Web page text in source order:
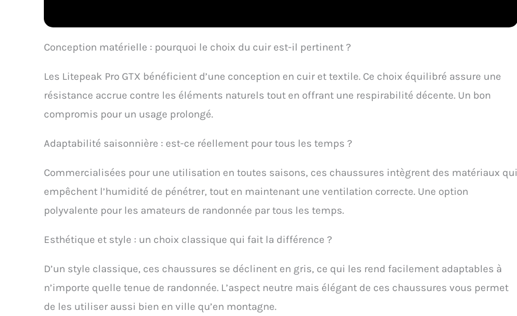
Conception matérielle : pourquoi le choix du cuir est-il pertinent ?
Les Litepeak Pro GTX bénéficient d’une conception en cuir et textile. Ce choix équilibré assure une
résistance accrue contre les éléments naturels tout en offrant une respirabilité décente. Un bon
compromis pour un usage prolongé.
Adaptabilité saisonnière : est-ce réellement pour tous les temps ?
Commercialisées pour une utilisation en toutes saisons, ces chaussures intègrent des matériaux qui
empêchent l’humidité de pénétrer, tout en maintenant une ventilation correcte. Une option
polyvalente pour les amateurs de randonnée par tous les temps.
Esthétique et style : un choix classique qui fait la différence ?
D’un style classique, ces chaussures se déclinent en gris, ce qui les rend facilement adaptables à
n’importe quelle tenue de randonnée. L’aspect neutre mais élégant de ces chaussures vous permet
de les utiliser aussi bien en ville qu’en montagne.